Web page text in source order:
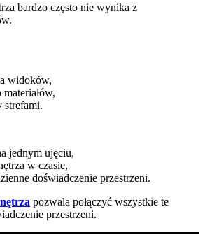
bardzo często nie wynika z
widoków,
materiałów,
strefami.
jednym ujęciu,
w czasie,
doświadczenie przestrzeni.
pozwala połączyć wszystkie te
przestrzeni.